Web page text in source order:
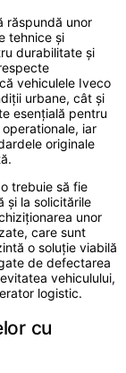
răspundă unor
tehnice și
durabilitate și
vehiculele Iveco
urbane, cât și
esențială pentru
iar
originale
trebuie să fie
și la solicitările
unor
care sunt
o soluție viabilă
de defectarea
vehiculului,
logistic.
cu